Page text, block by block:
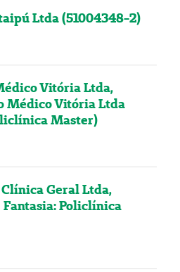
Ltda (51004348-2)
Vitória Ltda,
Médico Vitória Ltda
Master)
Geral Ltda,
Policlínica